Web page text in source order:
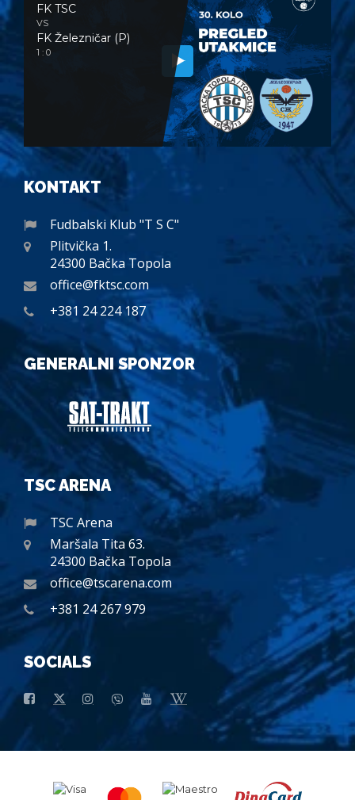
FK TSC
VS
FK Železničar (P)
1 : 0
KONTAKT
Fudbalski Klub "T S C"
Plitvička 1.
24300 Bačka Topola
office@fktsc.com
+381 24 224 187
GENERALNI SPONZOR
TSC ARENA
TSC Arena
Maršala Tita 63.
24300 Bačka Topola
office@tscarena.com
+381 24 267 979
SOCIALS